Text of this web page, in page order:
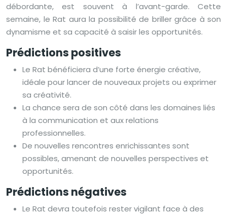
débordante, est souvent à l’avant-garde. Cette
semaine, le Rat aura la possibilité de briller grâce à son
dynamisme et sa capacité à saisir les opportunités.
Prédictions positives
Le Rat bénéficiera d’une forte énergie créative,
idéale pour lancer de nouveaux projets ou exprimer
sa créativité.
La chance sera de son côté dans les domaines liés
à la communication et aux relations
professionnelles.
De nouvelles rencontres enrichissantes sont
possibles, amenant de nouvelles perspectives et
opportunités.
Prédictions négatives
Le Rat devra toutefois rester vigilant face à des